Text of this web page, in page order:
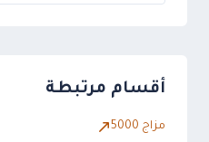
أقسام مرتبطة
مزاج 5000